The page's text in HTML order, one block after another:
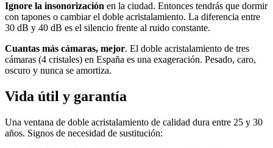
Ignore la insonorización en la ciudad. Entonces tendrás que dormir
con tapones o cambiar el doble acristalamiento. La diferencia entre
30 dB y 40 dB es el silencio frente al ruido constante.
Cuantas más cámaras, mejor. El doble acristalamiento de tres
cámaras (4 cristales) en España es una exageración. Pesado, caro,
oscuro y nunca se amortiza.
Vida útil y garantía
Una ventana de doble acristalamiento de calidad dura entre 25 y 30
años. Signos de necesidad de sustitución: